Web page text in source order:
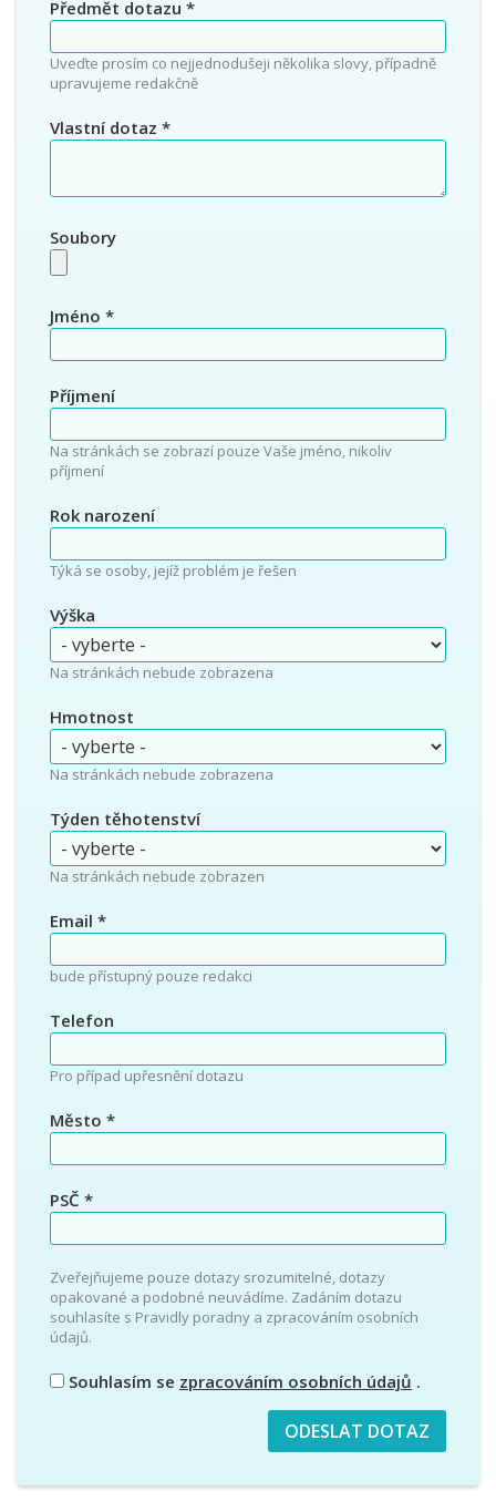
Předmět dotazu *
Uveďte prosím co nejjednodušeji několika slovy, případně
upravujeme redakčně
Vlastní dotaz *
Soubory
Jméno *
Příjmení
Na stránkách se zobrazí pouze Vaše jméno, nikoliv
příjmení
Rok narození
Týká se osoby, jejíž problém je řešen
Výška
Na stránkách nebude zobrazena
Hmotnost
Na stránkách nebude zobrazena
Týden těhotenství
Na stránkách nebude zobrazen
Email *
bude přístupný pouze redakci
Telefon
Pro případ upřesnění dotazu
Město *
PSČ *
Zveřejňujeme pouze dotazy srozumitelné, dotazy
opakované a podobné neuvádíme. Zadáním dotazu
souhlasíte s Pravidly poradny a zpracováním osobních
údajů.
Souhlasím se zpracováním osobních údajů .